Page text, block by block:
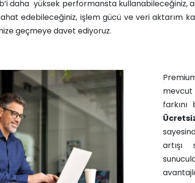
daha yüksek performansta kullanabileceğiniz,
edebileceğiniz, işlem gücü ve veri aktarım
geçmeye davet ediyoruz.​​
farkını
artışı